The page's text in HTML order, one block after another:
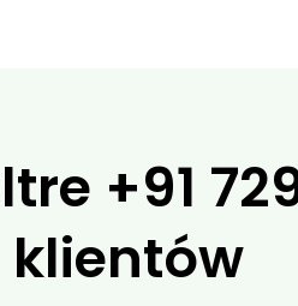
+91
klientów